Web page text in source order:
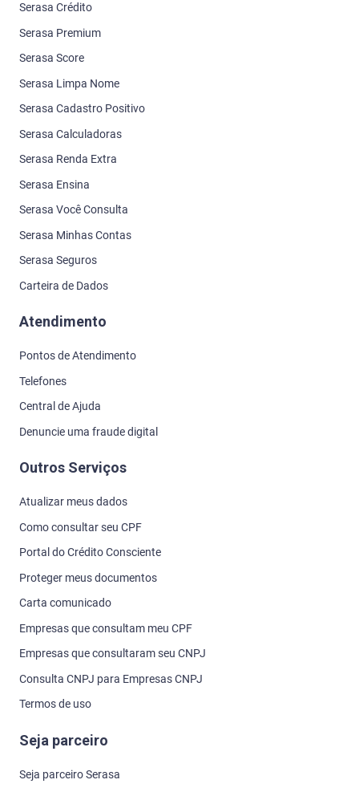
Serasa Crédito
Serasa Premium
Serasa Score
Serasa Limpa Nome
Serasa Cadastro Positivo
Serasa Calculadoras
Serasa Renda Extra
Serasa Ensina
Serasa Você Consulta
Serasa Minhas Contas
Serasa Seguros
Carteira de Dados
Atendimento
Pontos de Atendimento
Telefones
Central de Ajuda
Denuncie uma fraude digital
Outros Serviços
Atualizar meus dados
Como consultar seu CPF
Portal do Crédito Consciente
Proteger meus documentos
Carta comunicado
Empresas que consultam meu CPF
Empresas que consultaram seu CNPJ
Consulta CNPJ para Empresas CNPJ
Termos de uso
Seja parceiro
Seja parceiro Serasa